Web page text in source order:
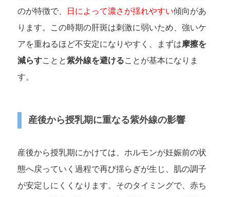
のが特徴で、
日によって濃さが揺れやすい傾向があ
ります。この時期の肝斑は刺激に弱いため、強いケ
アを重ねるほど不安定になりやすく、まずは摩擦を
減らすことと紫外線を避けることが基本になりま
す。
産後から授乳期に重なる紫外線の影響
産後から授乳期にかけては、ホルモンが妊娠前の状
態へ戻っていく過程で再び揺らぎが生じ、肌の調子
が安定しにくくなります。そのタイミングで、赤ち